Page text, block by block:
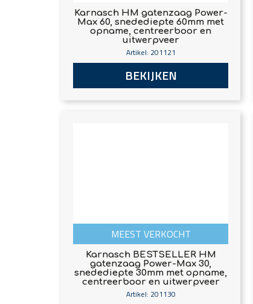
Karnasch HM gatenzaag Power-
Max 60, snedediepte 60mm met
opname, centreerboor en
uitwerpveer
Artikel: 201121
BEKIJKEN
MEEST VERKOCHT
Karnasch BESTSELLER HM
gatenzaag Power-Max 30,
snedediepte 30mm met opname,
centreerboor en uitwerpveer
Artikel: 201130